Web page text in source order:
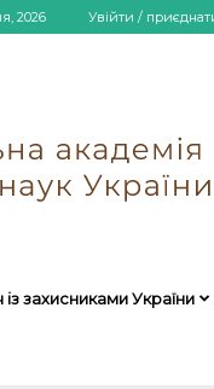
2026 Увійти /
захисниками України